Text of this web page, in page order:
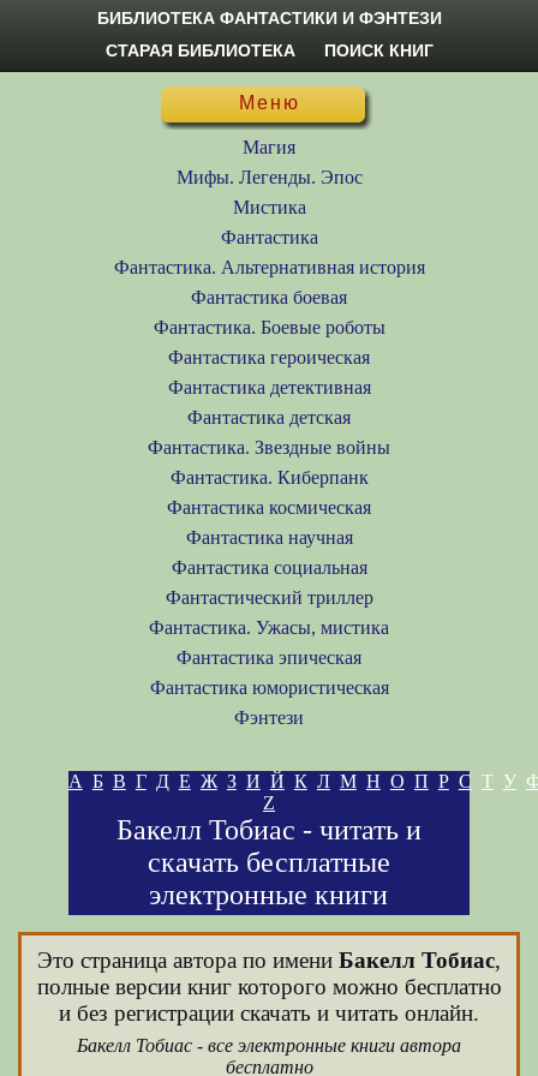
БИБЛИОТЕКА ФАНТАСТИКИ И ФЭНТЕЗИ
СТАРАЯ БИБЛИОТЕКА
ПОИСК КНИГ
Меню
Магия
Мифы. Легенды. Эпос
Мистика
Фантастика
Фантастика. Альтернативная история
Фантастика боевая
Фантастика. Боевые роботы
Фантастика героическая
Фантастика детективная
Фантастика детская
Фантастика. Звездные войны
Фантастика. Киберпанк
Фантастика космическая
Фантастика научная
Фантастика социальная
Фантастический триллер
Фантастика. Ужасы, мистика
Фантастика эпическая
Фантастика юмористическая
Фэнтези
А Б В Г Д Е Ж З И Й К Л М Н О П Р С Т У
Z
Бакелл Тобиас - читать и
скачать бесплатные
электронные книги
Это страница автора по имени Бакелл Тобиас,
полные версии книг которого можно бесплатно
и без регистрации скачать и читать онлайн.
Бакелл Тобиас - все электронные книги автора
бесплатно